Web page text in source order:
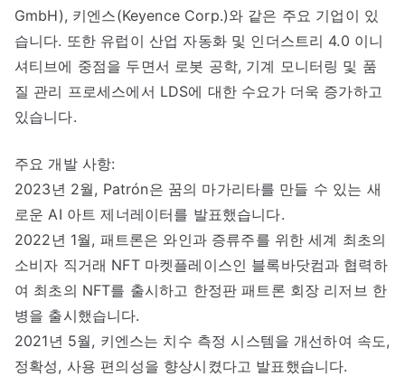
GmbH), 키엔스(Keyence Corp.)와 같은 주요 기업이 있
습니다. 또한 유럽이 산업 자동화 및 인더스트리 4.0 이니
셔티브에 중점을 두면서 로봇 공학, 기계 모니터링 및 품
질 관리 프로세스에서 LDS에 대한 수요가 더욱 증가하고
있습니다.
주요 개발 사항:
2023년 2월, Patrón은 꿈의 마가리타를 만들 수 있는 새
로운 AI 아트 제너레이터를 발표했습니다.
2022년 1월, 패트론은 와인과 증류주를 위한 세계 최초의
소비자 직거래 NFT 마켓플레이스인 블록바닷컴과 협력하
여 최초의 NFT를 출시하고 한정판 패트론 회장 리저브 한
병을 출시했습니다.
2021년 5월, 키엔스는 치수 측정 시스템을 개선하여 속도,
정확성, 사용 편의성을 향상시켰다고 발표했습니다.